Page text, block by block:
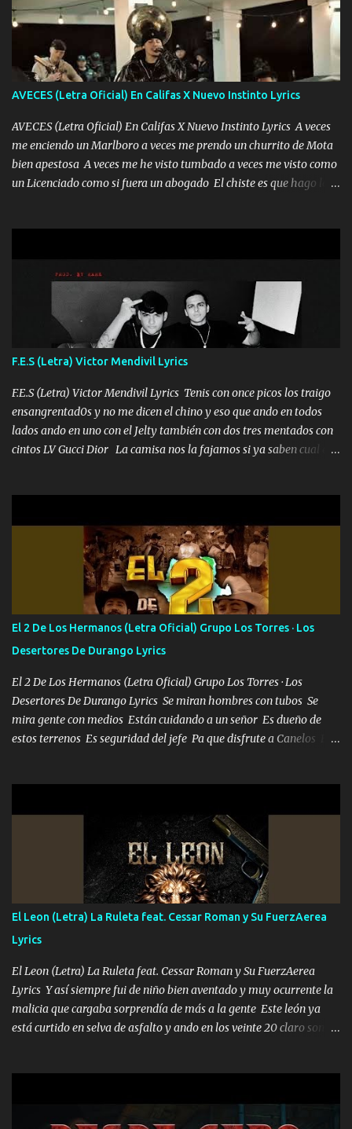
para dar ya estando en tu ciudad no habrá quien lo detenga si las
copas van de más vayamos a un lugar y cerremos las puertas
Entre alcohol y besos se va incrementado el Fuego en esa
habitación ya no mires más el reloj Única por donde vas me curas
tú mi mal moviendo tu silueta no hay otra que te sea igual te ves
tan especial por eso es que me tientas Aquí estoy no dejaré que se
te acerque nadie porque solo yo tendre el candado 🔒 del a...
AVECES (Letra Oficial) En Califas X Nuevo Instinto Lyrics
AVECES (Letra Oficial) En Califas X Nuevo Instinto Lyrics A veces
me enciendo un Marlboro a veces me prendo un churrito de Mota
bien apestosa A veces me he visto tumbado a veces me visto como
un Licenciado como si fuera un abogado El chiste es que hago lo
corriente no quieren verte subir de level trucha mis plebes Música
A veces me pongo un sombrero a veces me ven la cachucha de lado
con la mirada siempre en alto A veces me fajó una super o a veces
me fajó una Glock siempre armado todas las generaciones yo
traigo El chiste es que hago lo que quiero pues así soy me mandó
yo tengo el control a todos yo les paro el dedo soy hocicon un
malcriado un malandrón Que Les importa no saben nada falsas
las risas las que me miran hay gente corriente no quieren ve...
F.E.S (Letra) Victor Mendivil Lyrics
F.E.S (Letra) Victor Mendivil Lyrics Tenis con once picos los traigo
ensangrentad0s y no me dicen el chino y eso que ando en todos
lados ando en uno con el Jelty también con dos tres mentados con
cintos LV Gucci Dior La camisa nos la fajamos si ya saben cual es
estándares 110 mil records de pistas no me falta mucho para
verme en las revistas Ya pasé Italia Japón Madrid Milán y también
Francia ropa de 100.000 bolas Louis vuitton es mi fragancia
repleta de presidentes la bolsa estoy en mi pic si no se han dado
cuenta chequeen gráficas del kitch
El 2 De Los Hermanos (Letra Oficial) Grupo Los Torres · Los
Desertores De Durango Lyrics
El 2 De Los Hermanos (Letra Oficial) Grupo Los Torres · Los
Desertores De Durango Lyrics Se miran hombres con tubos Se
mira gente con medios Están cuidando a un señor Es dueño de
estos terrenos Es seguridad del jefe Pa que disfrute a Canelos Es
ni tampoco las mujeres porque es platica de grandes por eso hay
que estar alegres doy las instrucciones para atender los deberes
Música Si es que salta algún problema de confianza tengo gente
ahí está el Hombre Cuarenta y también Pariente 7 arreglan
cualquier problema no más es cuestión que ordené NOS HACE
FALTA UN HERMANO DE CLAVE ERA EL 24 SIEMPRE FUE UN
HOMBRE VALIENTE POR ALGO M'URIÓ PELEAND0 SIEMPRE
VIO POR LA FAMILIA PARA QUE SIGA EL LEGADO Es el DOS de
los HERMANOS un cerebro inteligente y com...
El Leon (Letra) La Ruleta feat. Cessar Roman y Su FuerzAerea
Lyrics
El Leon (Letra) La Ruleta feat. Cessar Roman y Su FuerzAerea
Lyrics Y así siempre fui de niño bien aventado y muy ocurrente la
malicia que cargaba sorprendía de más a la gente Este león ya
está curtido en selva de asfalto y ando en los veinte 20 claro son
pa más pues hay charola les voy a dar hasta topar pues no hay de
otra Música Surcando bien mi camino voy por mi línea no veo a